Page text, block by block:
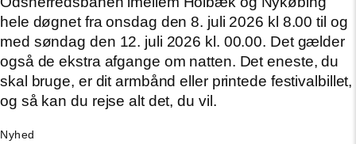
hele døgnet fra onsdag den 8. juli 2026 kl 8.00 til og
med søndag den 12. juli 2026 kl. 00.00. Det gælder
også de ekstra afgange om natten. Det eneste, du
skal bruge, er dit armbånd eller printede festivalbillet,
og så kan du rejse alt det, du vil.
Nyhed